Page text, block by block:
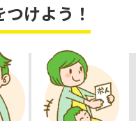
けよう！